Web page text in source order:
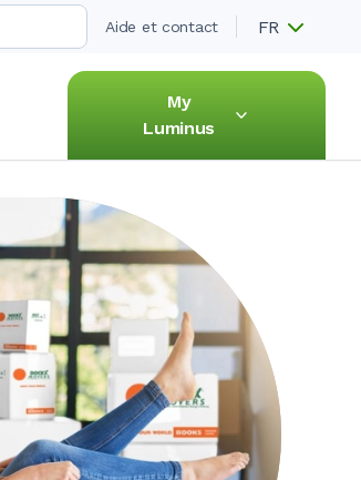
Aide et contact FR
My
Luminus